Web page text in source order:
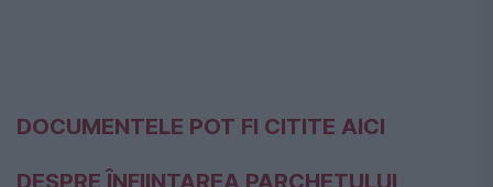
DOCUMENTELE POT FI CITITE AICI
DESPRE ÎNFIINŢAREA PARCHETULUI